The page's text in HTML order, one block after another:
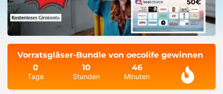
Vorratsgläser-Bundle von oecolife gewinnen
0
Tage
10
Stunden
46
Minuten